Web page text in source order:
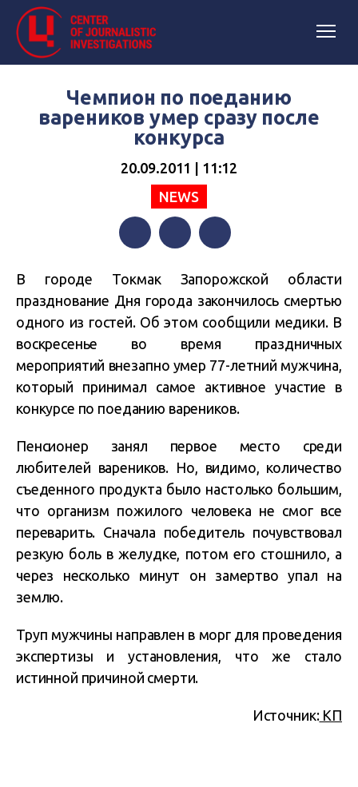
Чемпион по поеданию
вареников умер сразу после
конкурса
20.09.2011 | 11:12
NEWS
В городе Токмак Запорожской области
празднование Дня города закончилось смертью
одного из гостей. Об этом сообщили медики. В
воскресенье во время праздничных
мероприятий внезапно умер 77-летний мужчина,
который принимал самое активное участие в
конкурсе по поеданию вареников.
Пенсионер занял первое место среди
любителей вареников. Но, видимо, количество
съеденного продукта было настолько большим,
что организм пожилого человека не смог все
переварить. Сначала победитель почувствовал
резкую боль в желудке, потом его стошнило, а
через несколько минут он замертво упал на
землю.
Труп мужчины направлен в морг для проведения
экспертизы и установления, что же стало
истинной причиной смерти.
Источник:КП